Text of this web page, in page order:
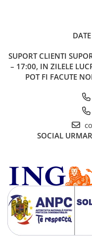
SUPORT CLIENTI
– 17:00, IN ZILELE
POT FI FACUTE
SOCIAL